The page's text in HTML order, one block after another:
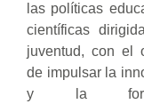
las políticas
científicas
juventud, con el
de impulsar la
y la